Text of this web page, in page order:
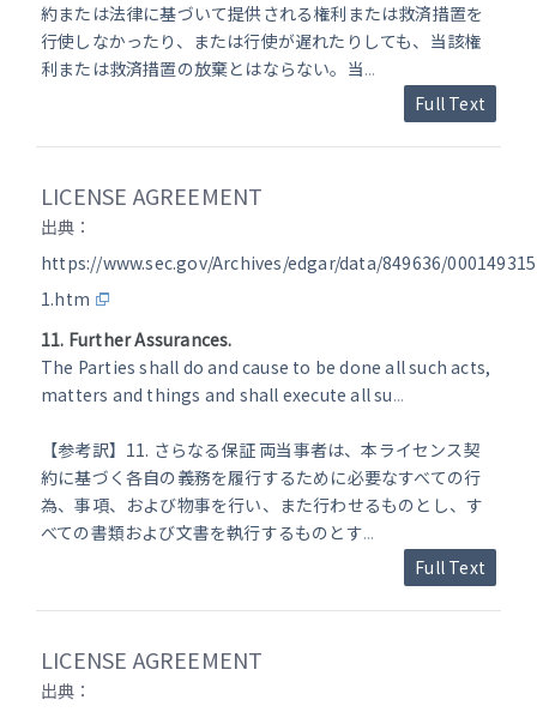
約または法律に基づいて提供される権利または救済措置を
行使しなかったり、または行使が遅れたりしても、当該権
利または救済措置の放棄とはならない。当...
Full Text
LICENSE AGREEMENT
出典：
https://www.sec.gov/Archives/edgar/data/849636/
1.htm
11. Further Assurances.
The Parties shall do and cause to be done all such acts,
matters and things and shall execute all su...
【参考訳】11. さらなる保証 両当事者は、本ライセンス契
約に基づく各自の義務を履行するために必要なすべての行
為、事項、および物事を行い、また行わせるものとし、す
べての書類および文書を執行するものとす...
Full Text
LICENSE AGREEMENT
出典：